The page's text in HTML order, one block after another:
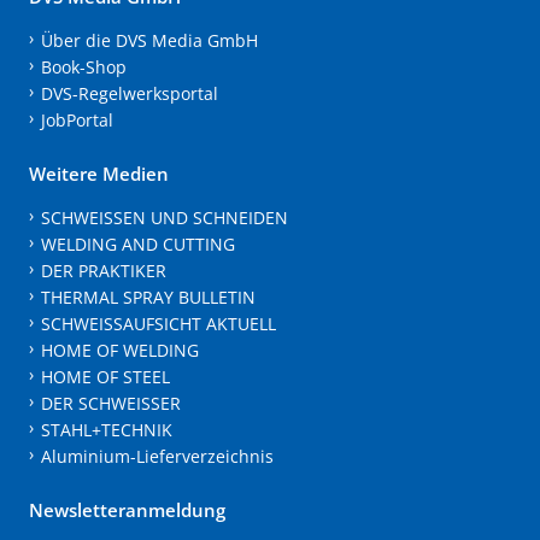
Über die DVS Media GmbH
Book-Shop
DVS-Regelwerksportal
JobPortal
Weitere Medien
SCHWEISSEN UND SCHNEIDEN
WELDING AND CUTTING
DER PRAKTIKER
THERMAL SPRAY BULLETIN
SCHWEISSAUFSICHT AKTUELL
HOME OF WELDING
HOME OF STEEL
DER SCHWEISSER
STAHL+TECHNIK
Aluminium-Lieferverzeichnis
Newsletteranmeldung